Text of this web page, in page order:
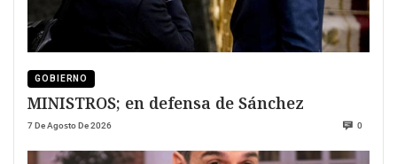
GOBIERNO
MINISTROS; en defensa de Sánchez
7 De Agosto De 2026 0